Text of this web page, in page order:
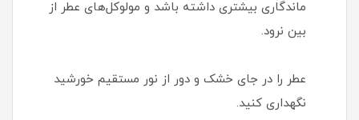
ماندگاری بیشتری داشته باشد و مولوکل‌های عطر از
بین نرود.
عطر را در جای خشک و دور از نور مستقیم خورشید
نگهداری کنید.